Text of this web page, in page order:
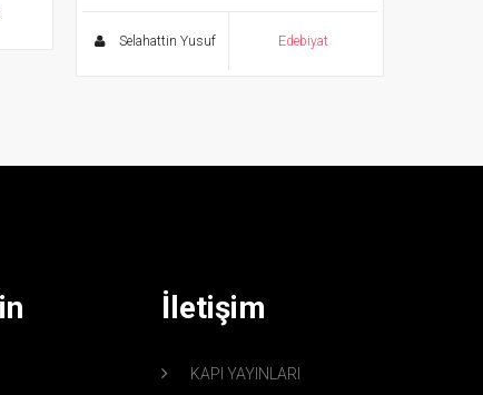
Selahattin Yusuf Edebiyat
İletişim
KAPI YAYINLARI